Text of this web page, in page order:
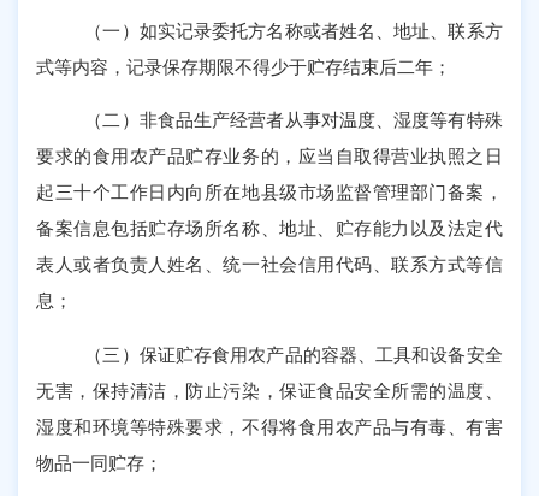
（一）如实记录委托方名称或者姓名、地址、联系方
式等内容，记录保存期限不得少于贮存结束后二年；
（二）非食品生产经营者从事对温度、湿度等有特殊
要求的食用农产品贮存业务的，应当自取得营业执照之日
起三十个工作日内向所在地县级市场监督管理部门备案，
备案信息包括贮存场所名称、地址、贮存能力以及法定代
表人或者负责人姓名、统一社会信用代码、联系方式等信
息；
（三）保证贮存食用农产品的容器、工具和设备安全
无害，保持清洁，防止污染，保证食品安全所需的温度、
湿度和环境等特殊要求，不得将食用农产品与有毒、有害
物品一同贮存；